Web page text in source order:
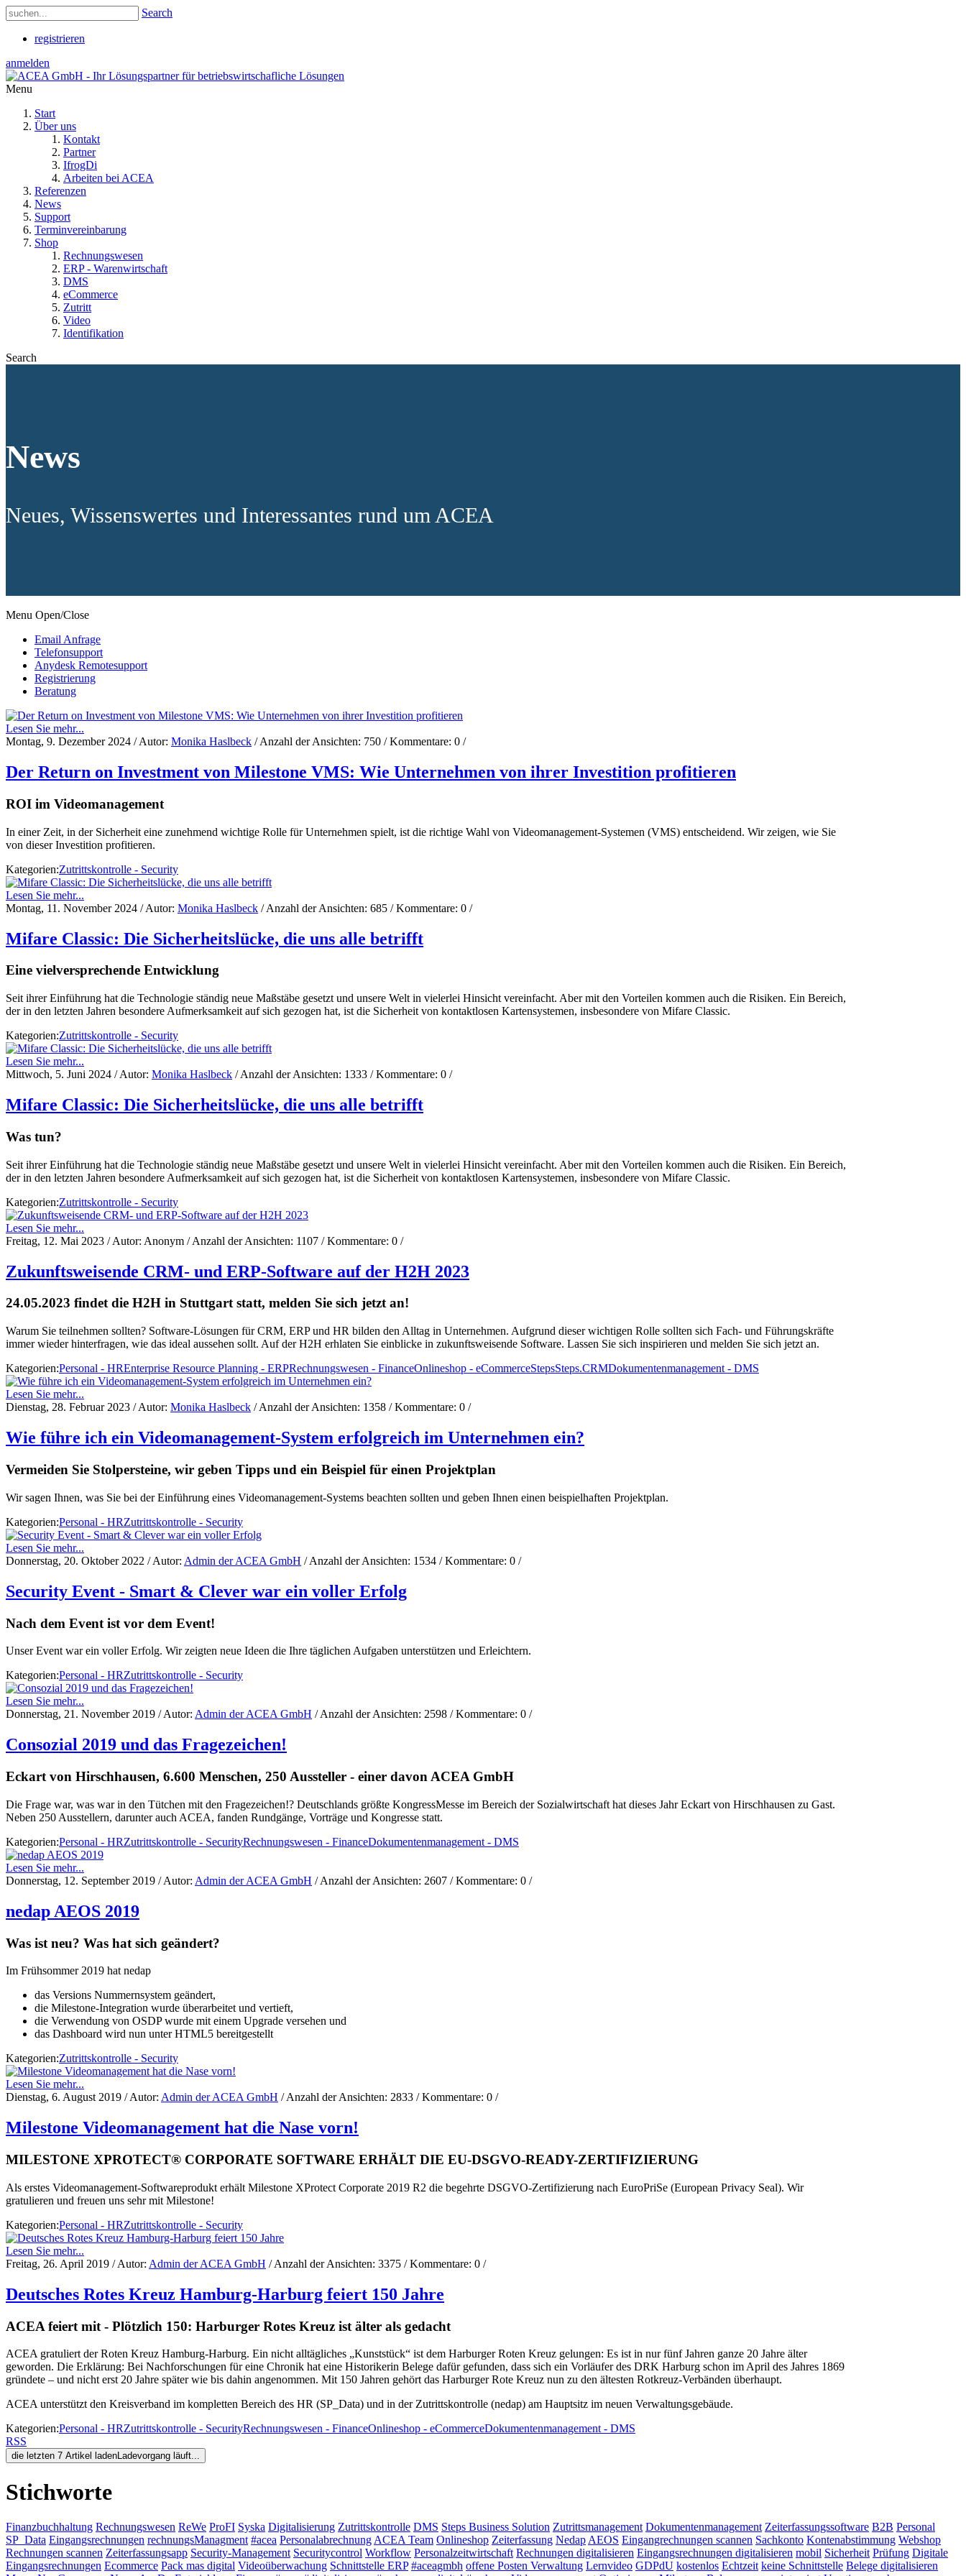
Search
registrieren
anmelden
Menu
Start
Über uns
Kontakt
Partner
IfrogDi
Arbeiten bei ACEA
Referenzen
News
Support
Terminvereinbarung
Shop
Rechnungswesen
ERP - Warenwirtschaft
DMS
eCommerce
Zutritt
Video
Identifikation
Search
News
Neues, Wissenswertes und Interessantes rund um ACEA
Menu Open/Close
Email Anfrage
Telefonsupport
Anydesk Remotesupport
Registrierung
Beratung
Lesen Sie mehr...
Montag, 9. Dezember 2024 / Autor: Monika Haslbeck / Anzahl der Ansichten: 750 / Kommentare: 0 /
Der Return on Investment von Milestone VMS: Wie Unternehmen von ihrer Investition profitieren
ROI im Videomanagement
In einer Zeit, in der Sicherheit eine zunehmend wichtige Rolle für Unternehmen spielt, ist die richtige Wahl von Videomanagement-Systemen (VMS) entscheidend. Wir zeigen, wie Sie
von dieser Investition profitieren.
Kategorien:Zutrittskontrolle - Security
Lesen Sie mehr...
Montag, 11. November 2024 / Autor: Monika Haslbeck / Anzahl der Ansichten: 685 / Kommentare: 0 /
Mifare Classic: Die Sicherheitslücke, die uns alle betrifft
Eine vielversprechende Entwicklung
Seit ihrer Einführung hat die Technologie ständig neue Maßstäbe gesetzt und unsere Welt in vielerlei Hinsicht vereinfacht. Aber mit den Vorteilen kommen auch die Risiken. Ein Bereich,
der in den letzten Jahren besondere Aufmerksamkeit auf sich gezogen hat, ist die Sicherheit von kontaktlosen Kartensystemen, insbesondere von Mifare Classic.
Kategorien:Zutrittskontrolle - Security
Lesen Sie mehr...
Mittwoch, 5. Juni 2024 / Autor: Monika Haslbeck / Anzahl der Ansichten: 1333 / Kommentare: 0 /
Mifare Classic: Die Sicherheitslücke, die uns alle betrifft
Was tun?
Seit ihrer Einführung hat die Technologie ständig neue Maßstäbe gesetzt und unsere Welt in vielerlei Hinsicht vereinfacht. Aber mit den Vorteilen kommen auch die Risiken. Ein Bereich,
der in den letzten Jahren besondere Aufmerksamkeit auf sich gezogen hat, ist die Sicherheit von kontaktlosen Kartensystemen, insbesondere von Mifare Classic.
Kategorien:Zutrittskontrolle - Security
Lesen Sie mehr...
Freitag, 12. Mai 2023 / Autor: Anonym / Anzahl der Ansichten: 1107 / Kommentare: 0 /
Zukunftsweisende CRM- und ERP-Software auf der H2H 2023
24.05.2023 findet die H2H in Stuttgart statt, melden Sie sich jetzt an!
Warum Sie teilnehmen sollten? Software-Lösungen für CRM, ERP und HR bilden den Alltag in Unternehmen. Aufgrund dieser wichtigen Rolle sollten sich Fach- und Führungskräfte
immer wieder hinterfragen, wie das ideal aussehen sollt. Auf der H2H erhlaten Sie einblicke in zukunftsweisende Software. Lassen Sie sich inspirieren und melden Sie sich jetzt an.
Kategorien:Personal - HREnterprise Resource Planning - ERPRechnungswesen - FinanceOnlineshop - eCommerceStepsSteps.CRMDokumentenmanagement - DMS
Lesen Sie mehr...
Dienstag, 28. Februar 2023 / Autor: Monika Haslbeck / Anzahl der Ansichten: 1358 / Kommentare: 0 /
Wie führe ich ein Videomanagement-System erfolgreich im Unternehmen ein?
Vermeiden Sie Stolpersteine, wir geben Tipps und ein Beispiel für einen Projektplan
Wir sagen Ihnen, was Sie bei der Einführung eines Videomanagement-Systems beachten sollten und geben Ihnen einen beispielhaften Projektplan.
Kategorien:Personal - HRZutrittskontrolle - Security
Lesen Sie mehr...
Donnerstag, 20. Oktober 2022 / Autor: Admin der ACEA GmbH / Anzahl der Ansichten: 1534 / Kommentare: 0 /
Security Event - Smart & Clever war ein voller Erfolg
Nach dem Event ist vor dem Event!
Unser Event war ein voller Erfolg. Wir zeigten neue Ideen die Ihre täglichen Aufgaben unterstützen und Erleichtern.
Kategorien:Personal - HRZutrittskontrolle - Security
Lesen Sie mehr...
Donnerstag, 21. November 2019 / Autor: Admin der ACEA GmbH / Anzahl der Ansichten: 2598 / Kommentare: 0 /
Consozial 2019 und das Fragezeichen!
Eckart von Hirschhausen, 6.600 Menschen, 250 Aussteller - einer davon ACEA GmbH
Die Frage war, was war in den Tütchen mit den Fragezeichen!? Deutschlands größte KongressMesse im Bereich der Sozialwirtschaft hat dieses Jahr Eckart von Hirschhausen zu Gast.
Neben 250 Ausstellern, darunter auch ACEA, fanden Rundgänge, Vorträge und Kongresse statt.
Kategorien:Personal - HRZutrittskontrolle - SecurityRechnungswesen - FinanceDokumentenmanagement - DMS
Lesen Sie mehr...
Donnerstag, 12. September 2019 / Autor: Admin der ACEA GmbH / Anzahl der Ansichten: 2607 / Kommentare: 0 /
nedap AEOS 2019
Was ist neu? Was hat sich geändert?
Im Frühsommer 2019 hat nedap
das Versions Nummernsystem geändert,
die Milestone-Integration wurde überarbeitet und vertieft,
die Verwendung von OSDP wurde mit einem Upgrade versehen und
das Dashboard wird nun unter HTML5 bereitgestellt
Kategorien:Zutrittskontrolle - Security
Lesen Sie mehr...
Dienstag, 6. August 2019 / Autor: Admin der ACEA GmbH / Anzahl der Ansichten: 2833 / Kommentare: 0 /
Milestone Videomanagement hat die Nase vorn!
MILESTONE XPROTECT® CORPORATE SOFTWARE ERHÄLT DIE EU-DSGVO-READY-ZERTIFIZIERUNG
Als erstes Videomanagement-Softwareprodukt erhält Milestone XProtect Corporate 2019 R2 die begehrte DSGVO-Zertifizierung nach EuroPriSe (European Privacy Seal). Wir
gratulieren und freuen uns sehr mit Milestone!
Kategorien:Personal - HRZutrittskontrolle - Security
Lesen Sie mehr...
Freitag, 26. April 2019 / Autor: Admin der ACEA GmbH / Anzahl der Ansichten: 3375 / Kommentare: 0 /
Deutsches Rotes Kreuz Hamburg-Harburg feiert 150 Jahre
ACEA feiert mit - Plötzlich 150: Harburger Rotes Kreuz ist älter als gedacht
ACEA gratuliert der Roten Kreuz Hamburg-Harburg. Ein nicht alltägliches „Kunststück“ ist dem Harburger Roten Kreuz gelungen: Es ist in nur fünf Jahren ganze 20 Jahre älter
geworden. Die Erklärung: Bei Nachforschungen für eine Chronik hat eine Historikerin Belege dafür gefunden, dass sich ein Vorläufer des DRK Harburg schon im April des Jahres 1869
gründete – und nicht erst 20 Jahre später wie bis dahin angenommen. Mit 150 Jahren gehört das Harburger Rote Kreuz nun zu den ältesten Rotkreuz-Verbänden überhaupt.
ACEA unterstützt den Kreisverband im kompletten Bereich des HR (SP_Data) und in der Zutrittskontrolle (nedap) am Hauptsitz im neuen Verwaltungsgebäude.
Kategorien:Personal - HRZutrittskontrolle - SecurityRechnungswesen - FinanceOnlineshop - eCommerceDokumentenmanagement - DMS
RSS
die letzten 7 Artikel ladenLadevorgang läuft...
Stichworte
Finanzbuchhaltung Rechnungswesen ReWe ProFI Syska Digitalisierung Zutrittskontrolle DMS Steps Business Solution Zutrittsmanagement Dokumentenmanagement Zeiterfassungssoftware B2B Personal
SP_Data Eingangsrechnungen rechnungsManagment #acea Personalabrechnung ACEA Team Onlineshop Zeiterfassung Nedap AEOS Eingangrechnungen scannen Sachkonto Kontenabstimmung Webshop
Rechnungen scannen Zeiterfassungsapp Security-Management Securitycontrol Workflow Personalzeitwirtschaft Rechnungen digitalisieren Eingangsrechnungen digitalisieren mobil Sicherheit Prüfung Digitale
Eingangsrechnungen Ecommerce Pack mas digital Videoüberwachung Schnittstelle ERP #aceagmbh offene Posten Verwaltung Lernvideo GDPdU kostenlos Echtzeit keine Schnittstelle Belege digitalisieren